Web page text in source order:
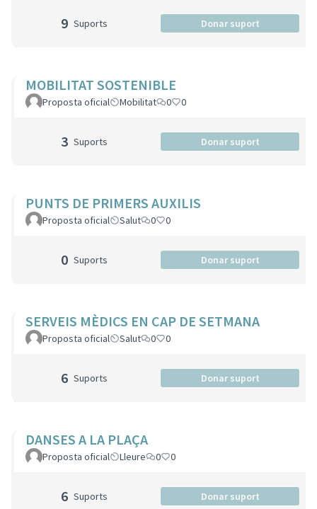
9 Suports Donar suport
MOBILITAT SOSTENIBLE
Proposta oficial Mobilitat 0 0
3 Suports Donar suport
PUNTS DE PRIMERS AUXILIS
Proposta oficial Salut 0 0
0 Suports Donar suport
SERVEIS MÈDICS EN CAP DE SETMANA
Proposta oficial Salut 0 0
6 Suports Donar suport
DANSES A LA PLAÇA
Proposta oficial Lleure 0 0
6 Suports Donar suport